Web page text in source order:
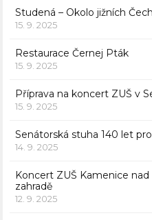
Studená – Okolo jižních Čech
15. 9. 2025
Restaurace Černej Pták
15. 9. 2025
Příprava na koncert ZUŠ v
15. 9. 2025
Senátorská stuha 140 let
14. 9. 2025
Koncert ZUŠ Kamenice
zahradě
12. 9. 2025